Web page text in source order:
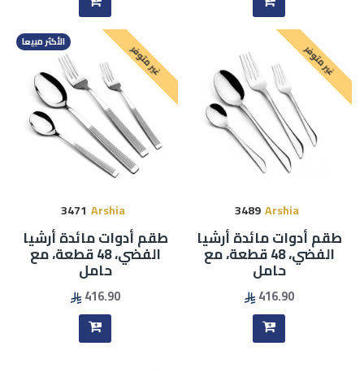
غير متوفر
Arshia
3489
طقم أدوات مائدة أرشيا
الفضي، 48 قطعة، مع
حامل
416.90
الأكثر مبيعا غير متوفر
Arshia
3471
طقم أدوات مائدة أرشيا
الفضي، 48 قطعة، مع
حامل
416.90